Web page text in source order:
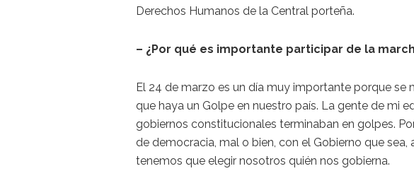
Derechos Humanos de la Central porteña.
– ¿Por qué es importante participar de la
El 24 de marzo es un día muy importante porque se
que haya un Golpe en nuestro país. La gente de mi
gobiernos constitucionales terminaban en golpes.
de democracia, mal o bien, con el Gobierno que
tenemos que elegir nosotros quién nos gobierna.